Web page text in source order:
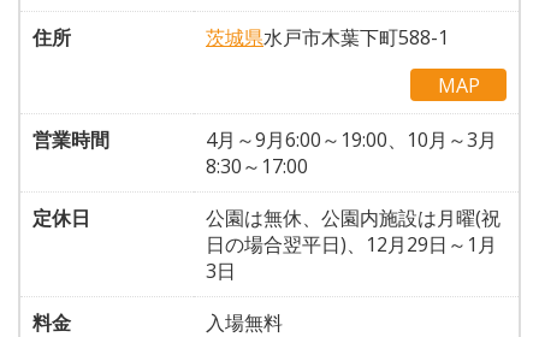
住所
茨城県水戸市木葉下町588-1
MAP
営業時間
4月～9月6:00～19:00、10月～3月
8:30～17:00
定休日
公園は無休、公園内施設は月曜(祝
日の場合翌平日)、12月29日～1月
3日
料金
入場無料